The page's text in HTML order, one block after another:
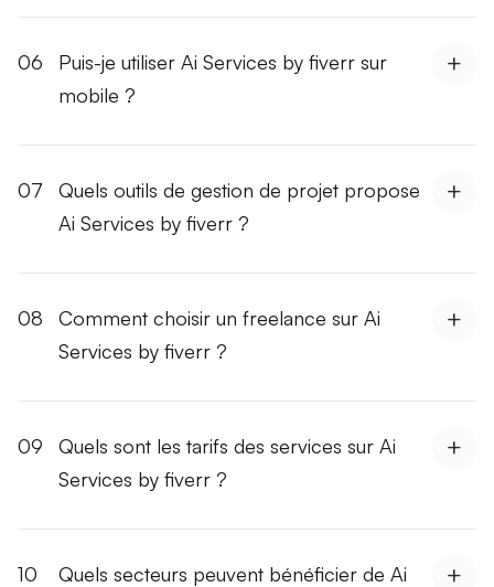
06
Puis-je utiliser Ai Services by fiverr sur
mobile ?
07
Quels outils de gestion de projet propose
Ai Services by fiverr ?
08
Comment choisir un freelance sur Ai
Services by fiverr ?
09
Quels sont les tarifs des services sur Ai
Services by fiverr ?
10
Quels secteurs peuvent bénéficier de Ai